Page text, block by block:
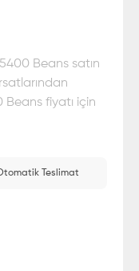
Beans satın
fiyatı için
Teslimat